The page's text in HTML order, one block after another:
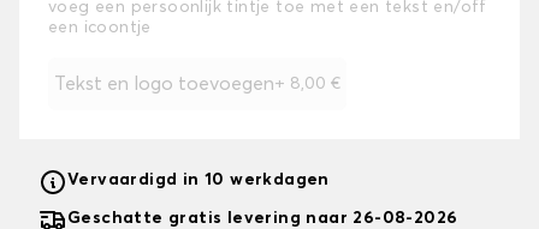
voeg een persoonlijk tintje toe met een tekst en/off
een icoontje
Tekst en logo toevoegen+ 8,00 €
Vervaardigd in 10 werkdagen
Geschatte gratis levering naar 26-08-2026